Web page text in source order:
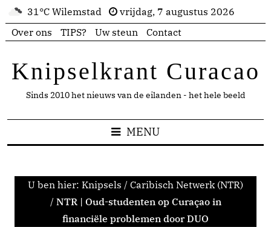
31°C Wilemstad
vrijdag, 7 augustus 2026
Over ons
TIPS? Uw steun Contact
Knipselkrant Curacao
Sinds 2010 het nieuws van de eilanden - het hele beeld
MENU
U ben hier: Knipsels / Caribisch Netwerk (NTR)
/ NTR | Oud-studenten op Curaçao in
financiële problemen door DUO